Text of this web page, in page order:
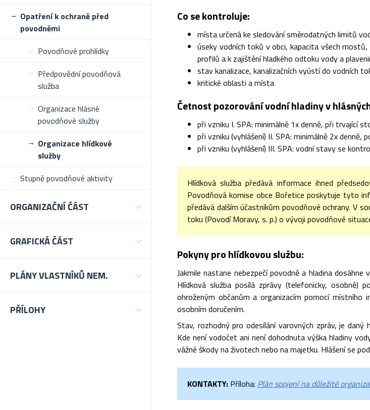
Opatření k ochraně před
povodněmi
Povodňové prohlídky
Předpovědní povodňová
služba
Organizace hlásné
povodňové služby
Organizace hlídkové
služby
Stupně povodňové aktivity
ORGANIZAČNÍ ČÁST
GRAFICKÁ ČÁST
PLÁNY VLASTNÍKŮ NEM.
PŘÍLOHY
Co se kontroluje:
místa určená ke sledování směrodatných limitů
úseky vodních toků v obci, kapacita všech
profilů a k zajištění hladkého odtoku vody a
stav kanalizace, kanalizačních vyústí do vodních
kritické oblasti a místa
Četnost pozorování vodní hladiny v
při vzniku I. SPA: minimálně 1x denně, při trvající
při vzniku (vyhlášení) II. SPA: minimálně 2x denně,
při vzniku (vyhlášení) III. SPA: vodní stavy se
Hlídková služba předává informace ihned
Povodňová komise obce Bořetice poskytuje tyto
předává dalším účastníkům povodňové ochrany. V
toku (Povodí Moravy, s. p.) o vývoji povodňové
Pokyny pro hlídkovou službu:
Jakmile nastane nebezpečí povodně a hladina
Hlídková služba posílá zprávy (telefonicky, osobně)
ohroženým občanům a organizacím pomocí
osobním doručením.
Stav, rozhodný pro odesílání varovných zpráv, je
Kde není vodočet ani není dohodnuta výška hladiny
vážné škody na životech nebo na majetku. Hlášení se
KONTAKTY: Příloha: Plán spojení na důležité